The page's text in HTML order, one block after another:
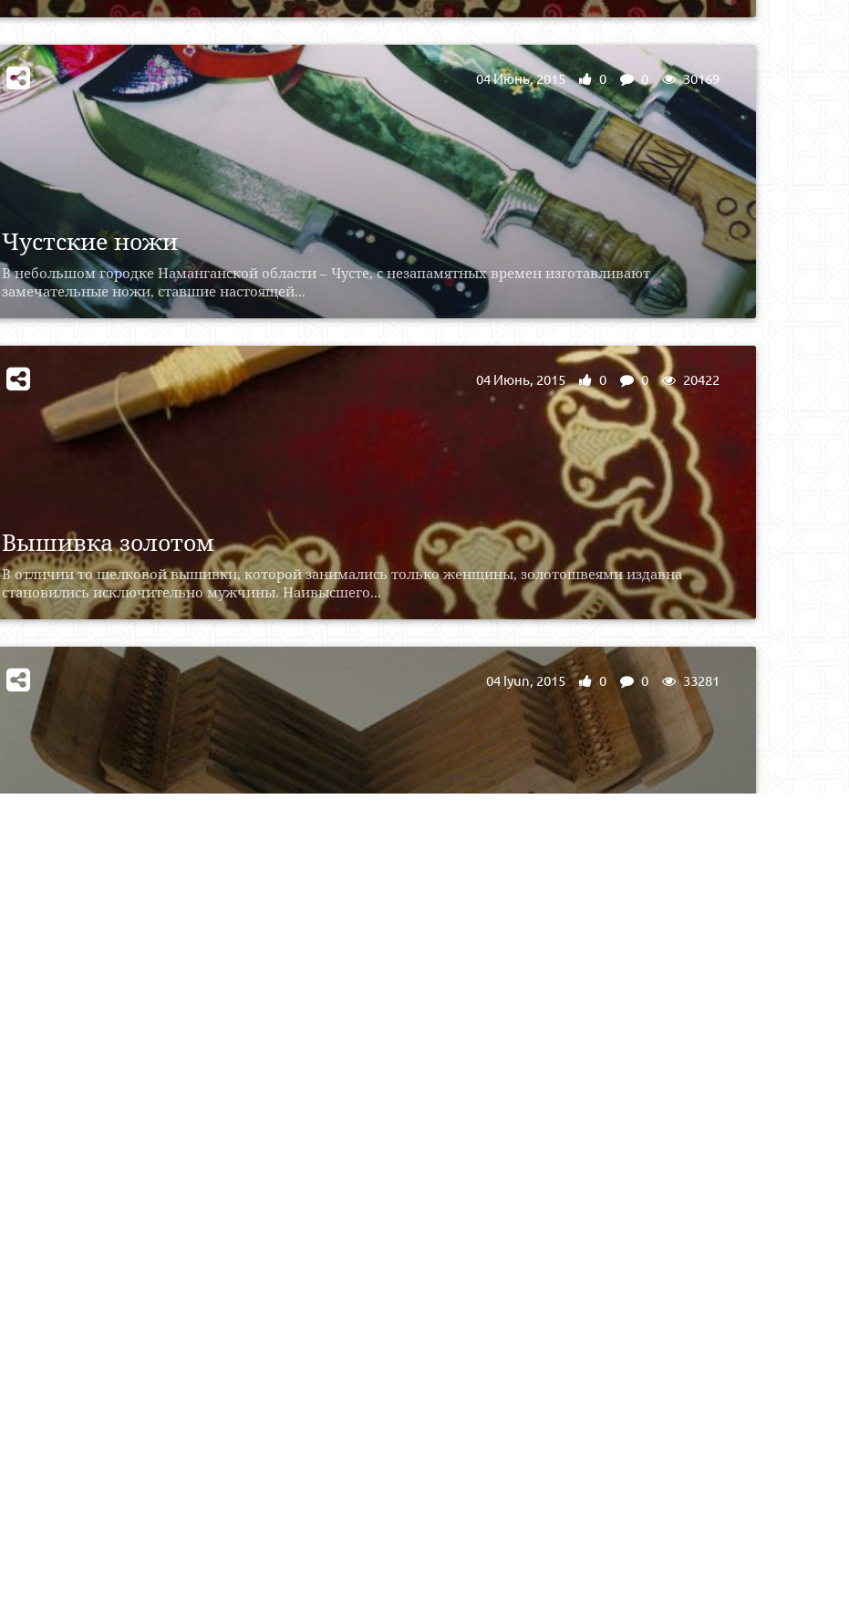
Чустские ножи
В небольшом городке Наманганской области – Чусте, с незапамятных времен изготавливают
замечательные ножи, ставшие настоящей...
04 Июнь, 2015 0 0 30169
Вышивка золотом
В отличии то шелковой вышивки, которой занимались только женщины, золотошвеями издавна
становились исключительно мужчины. Наивысшего...
04 Июнь, 2015 0 0 20422
04 Iyun, 2015 0 0 33281